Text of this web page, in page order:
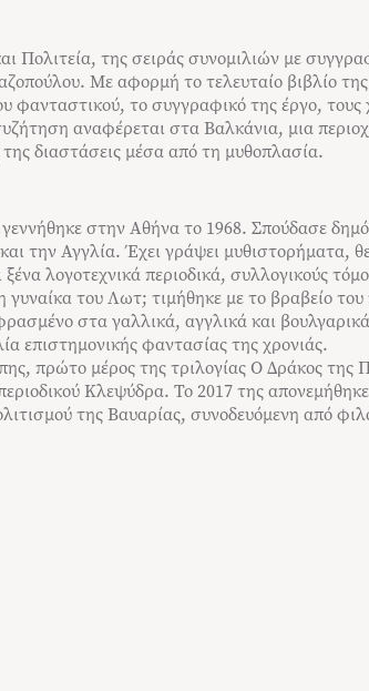
Πολιτεία, της σειράς συνομιλιών με
Με αφορμή το τελευταίο βιβλίο
φανταστικού, το συγγραφικό της έργο, τους
αναφέρεται στα Βαλκάνια, μια
της διαστάσεις μέσα από τη μυθοπλασία.
στην Αθήνα το 1968. Σπούδασε
την Αγγλία. Έχει γράψει μυθιστορήματα,
λογοτεχνικά περιοδικά, συλλογικούς
γυναίκα του Λωτ; τιμήθηκε με το βραβείο
στα γαλλικά, αγγλικά και
επιστημονικής φαντασίας της χρονιάς.
πρώτο μέρος της τριλογίας Ο Δράκος της
Κλεψύδρα. Το 2017 της
της Βαυαρίας, συνοδευόμενη από